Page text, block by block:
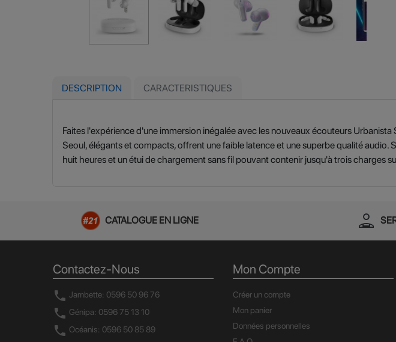
DESCRIPTION CARACTERISTIQUES
Faites l'expérience d'une immersion inégalée avec les nouveaux écouteurs
Seoul, élégants et compacts, offrent une faible latence et une superbe qualité
huit heures et un étui de chargement sans fil pouvant contenir jusqu'à trois charges
CATALOGUE EN LIGNE person_apron
Contactez-Nous
call Jambette: 0596 50 96 76
call Génipa: 0596 75 13 10
call Océanis: 0596 50 85 89
Mon Compte
Créer un compte
Mon panier
Données personnelles